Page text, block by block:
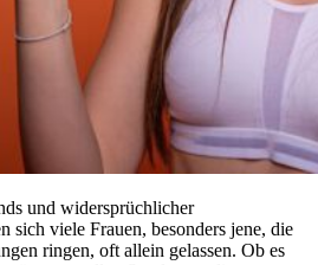
und widersprüchlicher
sich viele Frauen, besonders jene, die
ringen, oft allein gelassen. Ob es